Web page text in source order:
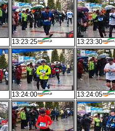
13:23:25 13:23:30
13:24:00 13:24:05